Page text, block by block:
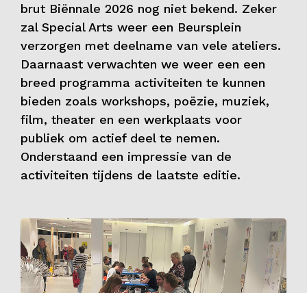
brut Biënnale 2026 nog niet bekend. Zeker
zal Special Arts weer een Beursplein
verzorgen met deelname van vele ateliers.
Daarnaast verwachten we weer een een
breed programma activiteiten te kunnen
bieden zoals workshops, poëzie, muziek,
film, theater en een werkplaats voor
publiek om actief deel te nemen.
Onderstaand een impressie van de
activiteiten tijdens de laatste editie.